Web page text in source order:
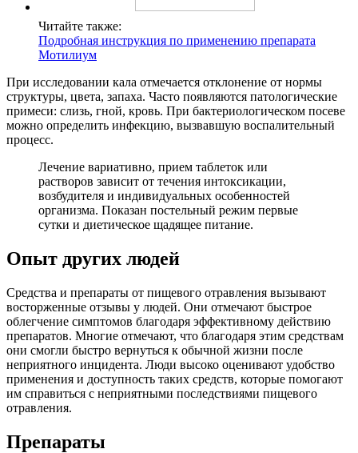
Читайте также:
Подробная инструкция по применению препарата
Мотилиум
При исследовании кала отмечается отклонение от нормы
структуры, цвета, запаха. Часто появляются патологические
примеси: слизь, гной, кровь. При бактериологическом посеве
можно определить инфекцию, вызвавшую воспалительный
процесс.
Лечение вариативно, прием таблеток или
растворов зависит от течения интоксикации,
возбудителя и индивидуальных особенностей
организма. Показан постельный режим первые
сутки и диетическое щадящее питание.
Опыт других людей
Средства и препараты от пищевого отравления вызывают
восторженные отзывы у людей. Они отмечают быстрое
облегчение симптомов благодаря эффективному действию
препаратов. Многие отмечают, что благодаря этим средствам
они смогли быстро вернуться к обычной жизни после
неприятного инцидента. Люди высоко оценивают удобство
применения и доступность таких средств, которые помогают
им справиться с неприятными последствиями пищевого
отравления.
Препараты